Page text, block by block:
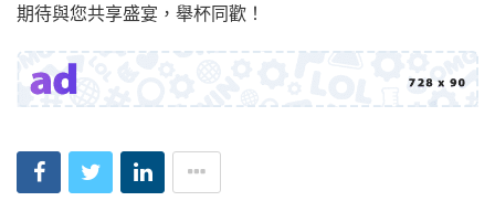
期待與您共享盛宴，舉杯同歡！